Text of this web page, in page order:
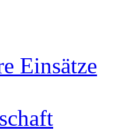
Einsätze